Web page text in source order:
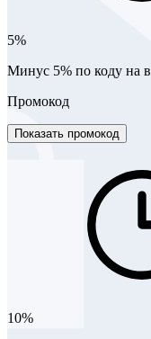
5%
Минус 5% по коду на
Промокод
Показать промокод
10%